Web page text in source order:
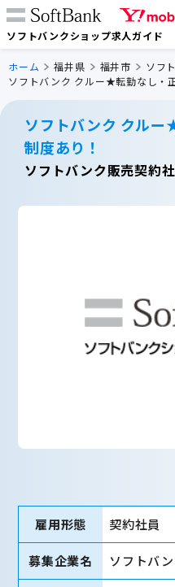
ソフトバンクショップ求人ガイド
ホーム 福井県 福井市
ソフ
ソフトバンク クルー★転勤なし・
ソフトバンク クル
制度あり！
ソフトバンク販売契約
雇用形態 契約社員
募集企業名 ソフトバ